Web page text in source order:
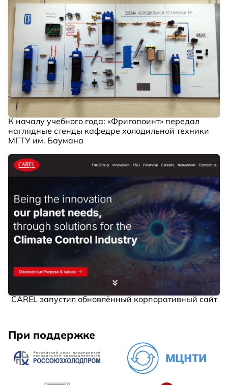
К началу учебного года: «Фригопоинт» передал
наглядные стенды кафедре холодильной техники
МГТУ им. Баумана
CAREL запустил обновлённый корпоративный сайт
При поддержке